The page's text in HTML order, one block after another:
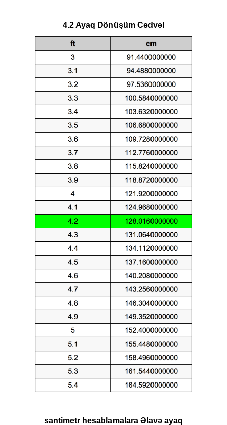
4.2 Ayaq Dönüşüm Cədvəl
santimetr hesablamalara Əlavə ayaq